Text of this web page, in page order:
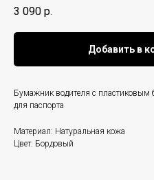
3 090 р.
Добавить в
Бумажник водителя с пластиковым
для паспорта
Материал: Натуральная кожа
Цвет: Бордовый